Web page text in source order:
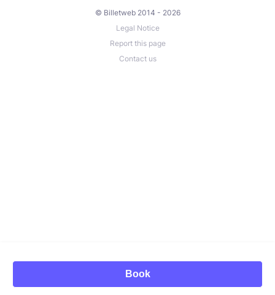
© Billetweb 2014 - 2026
Legal Notice
Report this page
Contact us
Book